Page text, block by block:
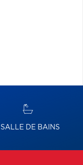
SALLE DE BAINS